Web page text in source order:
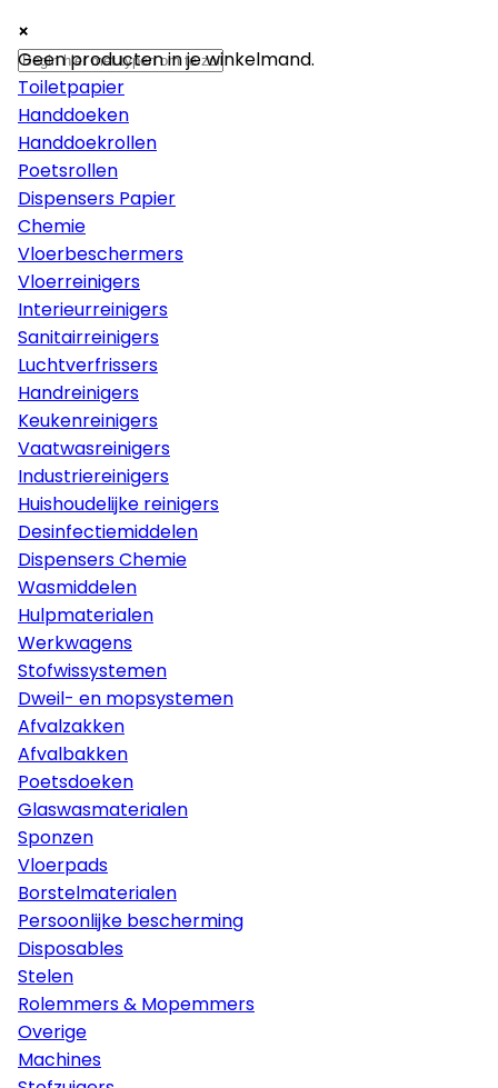
×
Papier
Toiletpapier
Handdoeken
Handdoekrollen
Poetsrollen
Dispensers Papier
Chemie
Vloerbeschermers
Vloerreinigers
Interieurreinigers
Sanitairreinigers
Luchtverfrissers
Handreinigers
Keukenreinigers
Vaatwasreinigers
Industriereinigers
Huishoudelijke reinigers
Desinfectiemiddelen
Dispensers Chemie
Wasmiddelen
Hulpmaterialen
Werkwagens
Stofwissystemen
Dweil- en mopsystemen
Afvalzakken
Afvalbakken
Poetsdoeken
Glaswasmaterialen
Sponzen
Vloerpads
Borstelmaterialen
Persoonlijke bescherming
Disposables
Stelen
Rolemmers & Mopemmers
Overige
Machines
×
×
Geen producten in je winkelmand.